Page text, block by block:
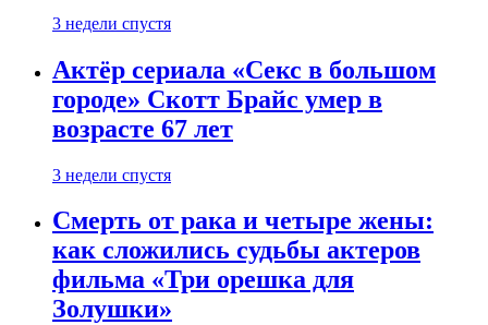
3 недели спустя
Актёр сериала «Секс в большом
городе» Скотт Брайс умер в
возрасте 67 лет
3 недели спустя
Смерть от рака и четыре жены:
как сложились судьбы актеров
фильма «Три орешка для
Золушки»